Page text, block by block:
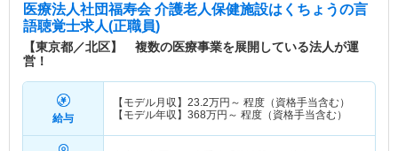
医療法人社団福寿会 介護老人保健施設はくちょうの言
語聴覚士求人(正職員)
【東京都／北区】 複数の医療事業を展開している法人が運
営！
給与
【モデル月収】 23.2万円～ 程度（資格手当含む）
【モデル年収】 368万円～ 程度（資格手当含む）